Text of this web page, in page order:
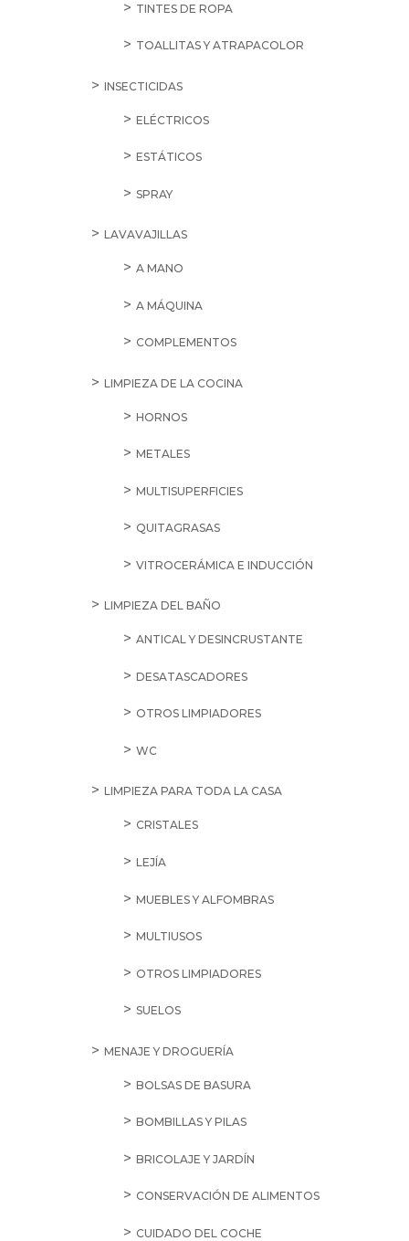
TINTES DE ROPA
TOALLITAS Y ATRAPACOLOR
INSECTICIDAS
ELÉCTRICOS
ESTÁTICOS
SPRAY
LAVAVAJILLAS
A MANO
A MÁQUINA
COMPLEMENTOS
LIMPIEZA DE LA COCINA
HORNOS
METALES
MULTISUPERFICIES
QUITAGRASAS
VITROCERÁMICA E INDUCCIÓN
LIMPIEZA DEL BAÑO
ANTICAL Y DESINCRUSTANTE
DESATASCADORES
OTROS LIMPIADORES
WC
LIMPIEZA PARA TODA LA CASA
CRISTALES
LEJÍA
MUEBLES Y ALFOMBRAS
MULTIUSOS
OTROS LIMPIADORES
SUELOS
MENAJE Y DROGUERÍA
BOLSAS DE BASURA
BOMBILLAS Y PILAS
BRICOLAJE Y JARDÍN
CONSERVACIÓN DE ALIMENTOS
CUIDADO DEL COCHE